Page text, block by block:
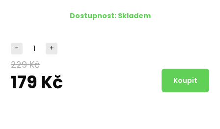
Dostupnost: Skladem
229 Kč
179 Kč
- +